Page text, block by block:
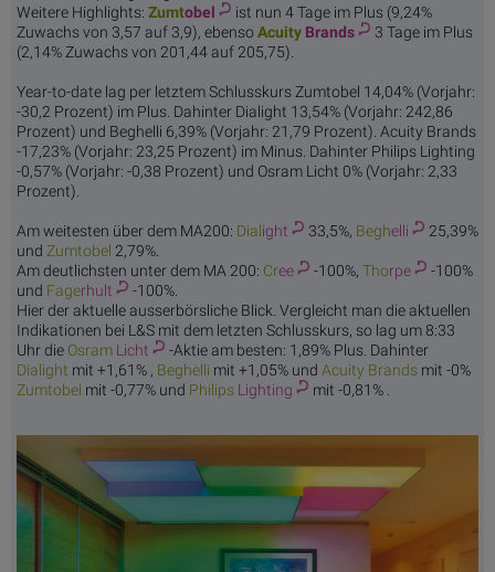
Weitere Highlights: Zumtobel
ist nun 4 Tage im Plus (9,24%
Zuwachs von 3,57 auf 3,9), ebensoAcuity Brands
3 Tage im Plus
(2,14% Zuwachs von 201,44 auf 205,75).
Year-to-date lag per letztem Schlusskurs Zumtobel 14,04% (Vorjahr:
-30,2 Prozent) im Plus. Dahinter Dialight 13,54% (Vorjahr: 242,86
Prozent) und Beghelli 6,39% (Vorjahr: 21,79 Prozent). Acuity Brands
-17,23% (Vorjahr: 23,25 Prozent) im Minus. Dahinter Philips Lighting
-0,57% (Vorjahr: -0,38 Prozent) und Osram Licht 0% (Vorjahr: 2,33
Prozent).
Am weitesten über dem MA200: Dialight 33,5%, Beghelli
25,39%
und Zumtobel 2,79%.
Am deutlichsten unter dem MA 200: Cree -100%, Thorpe
-100%
und Fagerhult
-100%.
Hier der aktuelle ausserbörsliche Blick. Vergleicht man die aktuellen
Indikationen bei L&S mit dem letzten Schlusskurs, so lag um 8:33
Uhr die Osram Licht
-Aktie am besten: 1,89% Plus. Dahinter
Dialight mit +1,61% , Beghelli mit +1,05% und Acuity Brands mit -0%
Zumtobel mit -0,77% und Philips Lighting mit -0,81% .